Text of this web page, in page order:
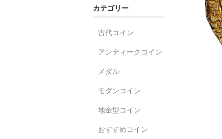
カテゴリー
古代コイン
アンティークコイン
メダル
モダンコイン
地金型コイン
おすすめコイン